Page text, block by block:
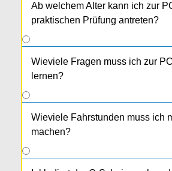
Ab welchem Alter kann ich zur
praktischen Prüfung antreten?
Wieviele Fragen muss ich zur
lernen?
Wieviele Fahrstunden muss ich
machen?